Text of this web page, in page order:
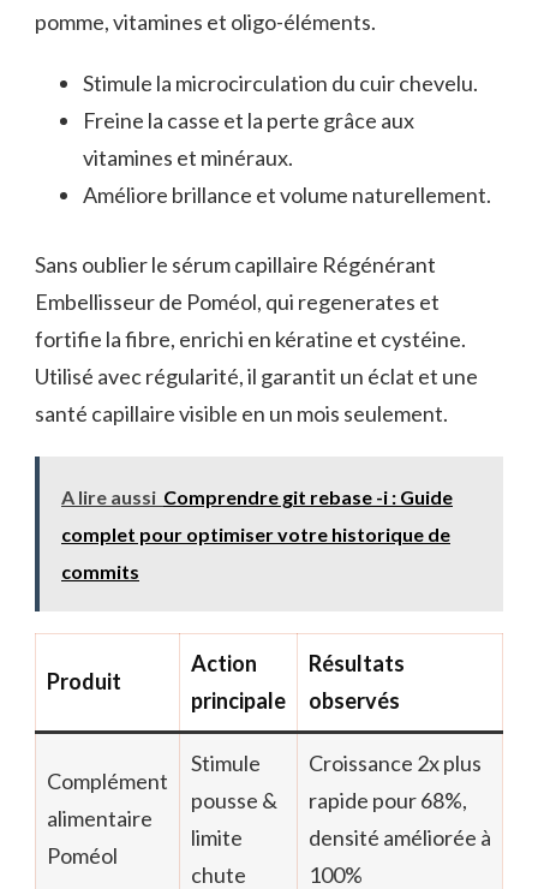
pomme, vitamines et oligo-éléments.
Stimule la microcirculation du cuir chevelu.
Freine la casse et la perte grâce aux
vitamines et minéraux.
Améliore brillance et volume naturellement.
Sans oublier le sérum capillaire Régénérant
Embellisseur de Poméol, qui regenerates et
fortifie la fibre, enrichi en kératine et cystéine.
Utilisé avec régularité, il garantit un éclat et une
santé capillaire visible en un mois seulement.
A lire aussi Comprendre git rebase -i : Guide
complet pour optimiser votre historique de
commits
Produit
Action
principale
Résultats
observés
Complément
alimentaire
Poméol
Stimule
pousse &
limite
chute
Croissance 2x plus
rapide pour 68%,
densité améliorée à
100%